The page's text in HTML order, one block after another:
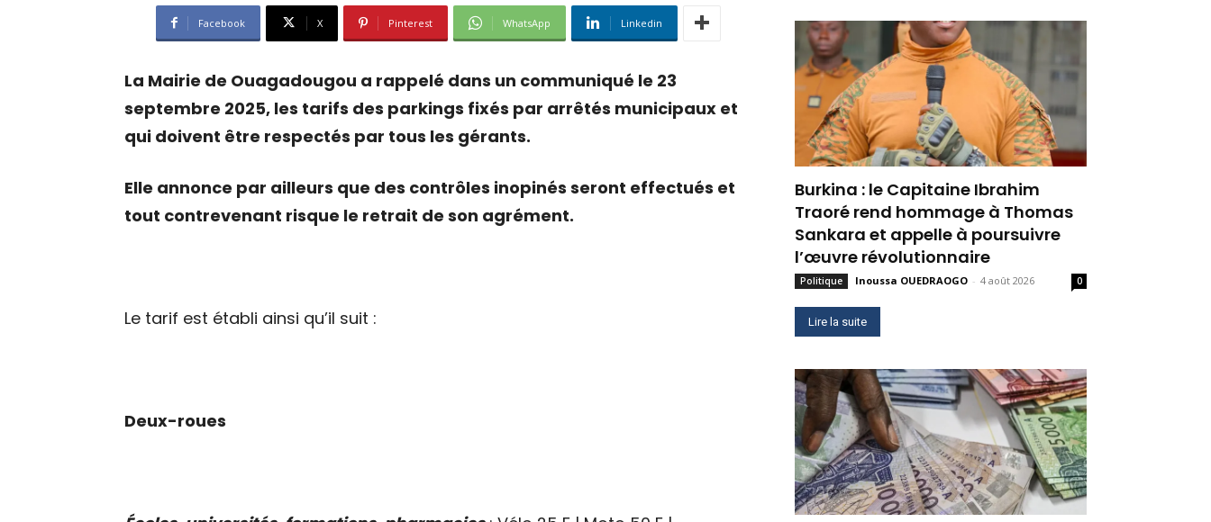
Facebook X Pinterest WhatsApp Linkedin
La Mairie de Ouagadougou a rappelé dans un communiqué le 23
septembre 2025, les tarifs des parkings fixés par arrêtés municipaux et
qui doivent être respectés par tous les gérants.
Elle annonce par ailleurs que des contrôles inopinés seront effectués et
tout contrevenant risque le retrait de son agrément.
Le tarif est établi ainsi qu’il suit :
Deux-roues
Burkina : le Capitaine Ibrahim
Traoré rend hommage à Thomas
Sankara et appelle à poursuivre
l’œuvre révolutionnaire
Politique Inoussa OUEDRAOGO - 4 août 2026 0
Lire la suite